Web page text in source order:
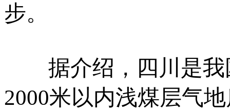
步。
据介绍，四川是我
2000米以内浅煤层气